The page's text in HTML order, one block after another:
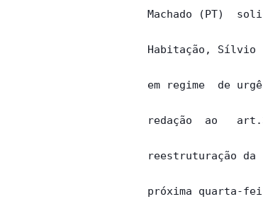
Machado (PT)
Habitação, Sílvio
em regime  de
redação  ao
reestruturação
próxima quarta-